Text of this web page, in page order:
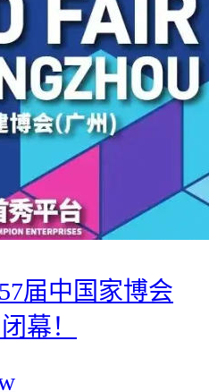
届中国家博会
幕！